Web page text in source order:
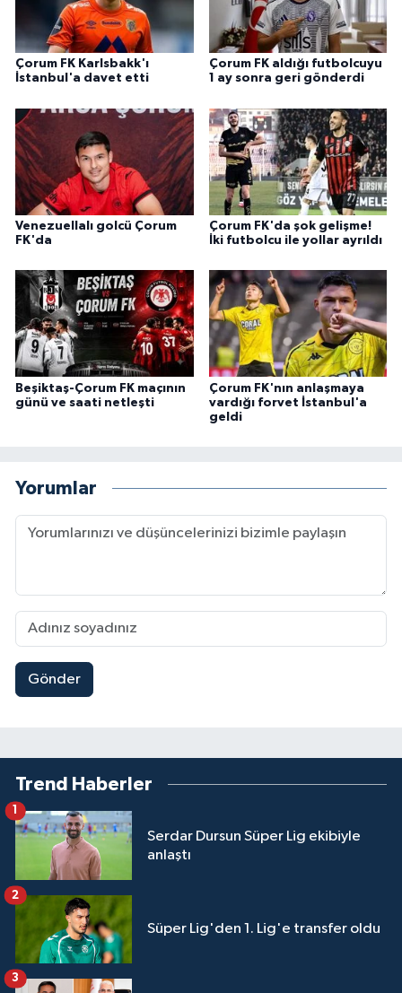
Çorum FK Karlsbakk'ı
İstanbul'a davet etti
Çorum FK aldığı futbolcuyu
1 ay sonra geri gönderdi
Venezuellalı golcü Çorum
FK'da
Çorum FK'da şok gelişme!
İki futbolcu ile yollar ayrıldı
Beşiktaş-Çorum FK maçının
günü ve saati netleşti
Çorum FK'nın anlaşmaya
vardığı forvet İstanbul'a
geldi
Yorumlar
Gönder
Trend Haberler
Serdar Dursun Süper Lig ekibiyle
anlaştı
Süper Lig'den 1. Lig'e transfer oldu
2
3